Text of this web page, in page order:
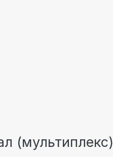
(мультиплекс)